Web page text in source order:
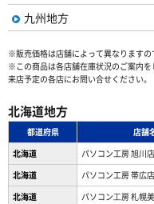
九州地方
※販売価格は店舗によって異なりますの
※この商品は各店舗在庫状況のご案内
来店予定の各店にお問い合せください。
北海道地方
都道府県 店舗
北海道
パソコン工房 旭川店
北海道
パソコン工房 帯広店
北海道
パソコン⼯房 札幌